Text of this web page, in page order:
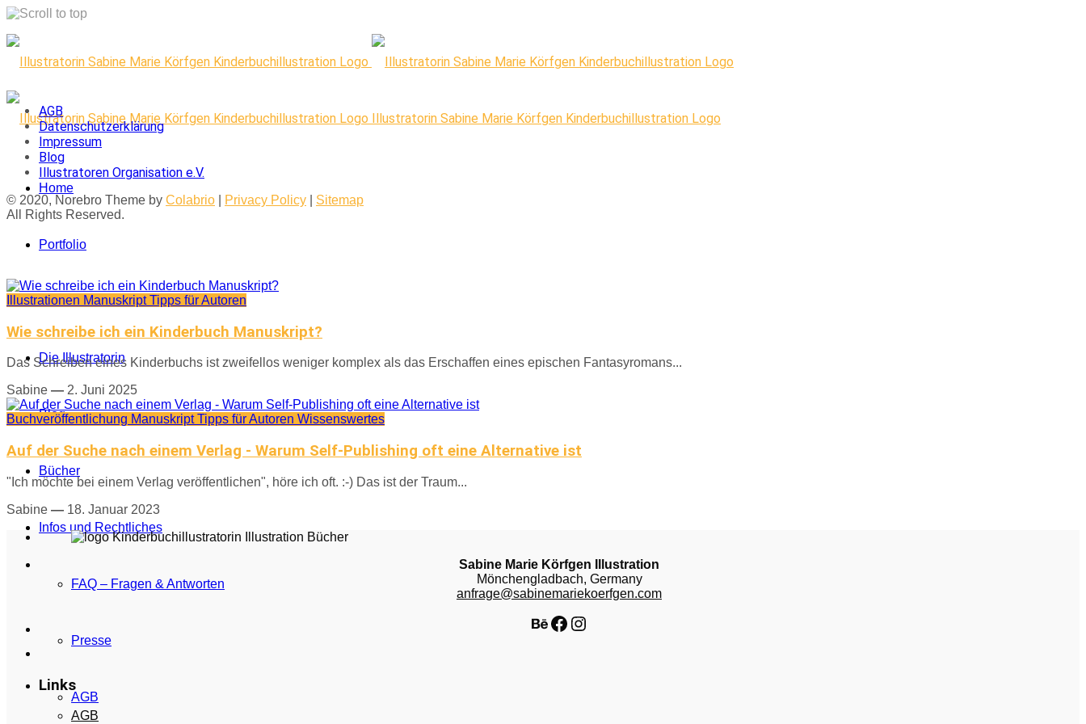
Skip
content
Illustratorin Sabine Marie Körfgen Kinderbuchillustration Logo
Home
Portfolio
Kontakt
Die Illustratorin
Blog
Bücher
Infos und Rechtliches
FAQ – Fragen & Antworten
Presse
AGB
AGB
Datenschutzerklärung
Impressum
Blog
Illustratoren Organisation e.V.
© 2020, Norebro Theme by Colabrio Privacy Policy
Sitemap
All Rights Reserved.
Illustrationen ManuskriptTipps für Autoren
Wie schreibe ich ein Kinderbuch Manuskript?
Das Schreiben eines Kinderbuchs ist zweifellos weniger komplex als das Erschaffen eines epischen Fantasyromans...
Sabine — 2. Juni 2025
Buchveröffentlichung ManuskriptTipps für Autoren Wissenswertes
Auf der Suche nach einem Verlag - Warum Self-Publishing oft eine Alternative ist
"Ich möchte bei einem Verlag veröffentlichen", höre ich oft. :-) Das ist der Traum...
Sabine — 18. Januar 2023
Sabine Marie Körfgen Illustration
Mönchengladbach, Germany
anfrage@sabinemariekoerfgen.com
Behance
Facebook
Instagram
Links
AGB